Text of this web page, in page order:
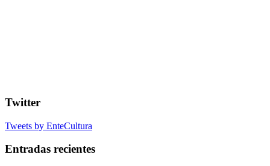
Twitter
Tweets by EnteCultura
Entradas recientes